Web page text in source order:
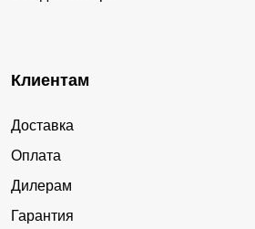
Клиентам
Доставка
Оплата
Дилерам
Гарантия